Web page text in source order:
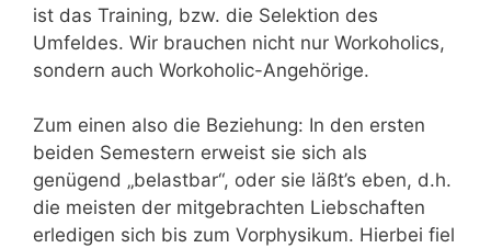
ist das Training, bzw. die Selektion des
Umfeldes. Wir brauchen nicht nur Workoholics,
sondern auch Workoholic-Angehörige.
Zum einen also die Beziehung: In den ersten
beiden Semestern erweist sie sich als
genügend „belastbar“, oder sie läßt’s eben, d.h.
die meisten der mitgebrachten Liebschaften
erledigen sich bis zum Vorphysikum. Hierbei fiel